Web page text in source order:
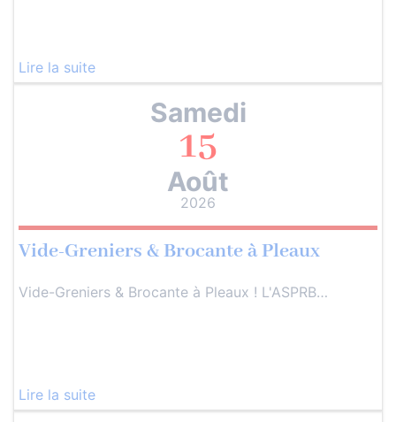
Lire la suite
Samedi
15
Août
2026
Vide-Greniers & Brocante à Pleaux
Vide-Greniers & Brocante à Pleaux ! L'ASPRB…
Lire la suite